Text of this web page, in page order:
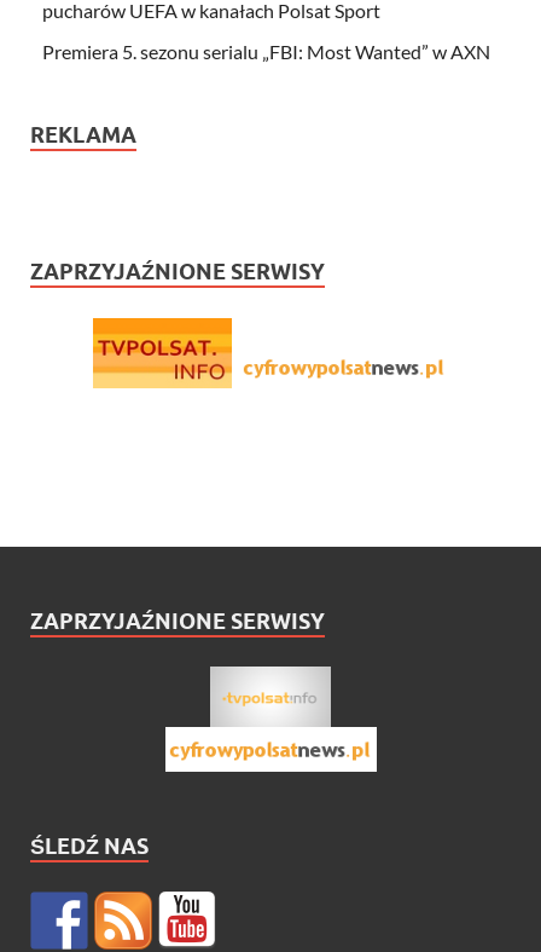
pucharów UEFA w kanałach Polsat Sport
Premiera 5. sezonu serialu „FBI: Most Wanted” w AXN
REKLAMA
ZAPRZYJAŹNIONE SERWISY
ZAPRZYJAŹNIONE SERWISY
ŚLEDŹ NAS